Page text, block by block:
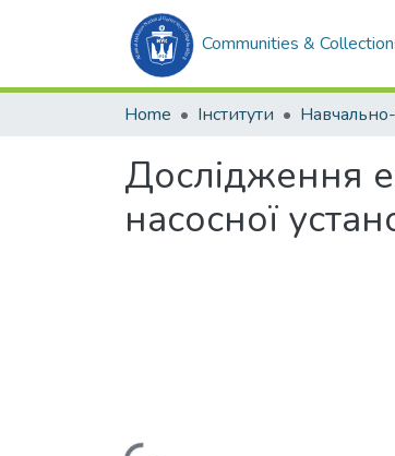
Communities &
Home Інститути
Дослідження
насосної